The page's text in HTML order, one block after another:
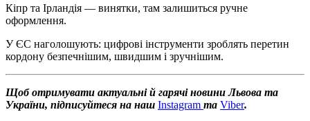
Кіпр та Ірландія — винятки, там залишиться ручне
оформлення.
У ЄС наголошують: цифрові інструменти зроблять перетин
кордону безпечнішим, швидшим і зручнішим.
Щоб отримувати актуальні й гарячі новини Львова та
України, підписуйтеся на наш Instagram та Viber.